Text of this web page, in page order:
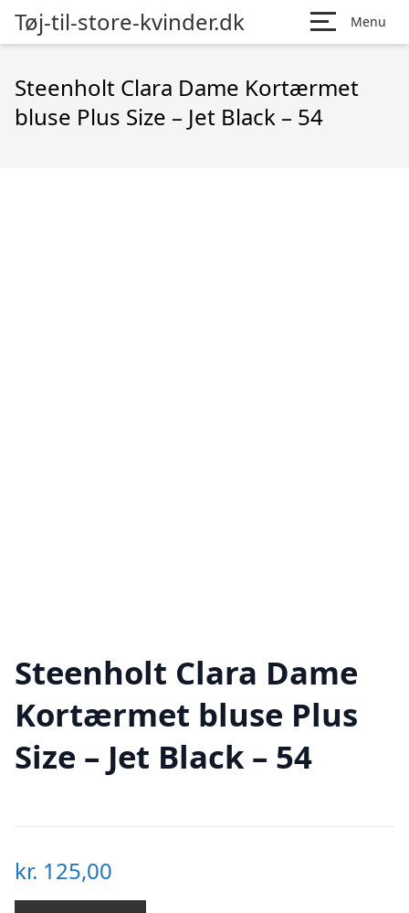
Tøj-til-store-kvinder.dk Menu
Steenholt Clara Dame Kortærmet
bluse Plus Size – Jet Black – 54
Steenholt Clara Dame
Kortærmet bluse Plus
Size – Jet Black – 54
kr. 125,00